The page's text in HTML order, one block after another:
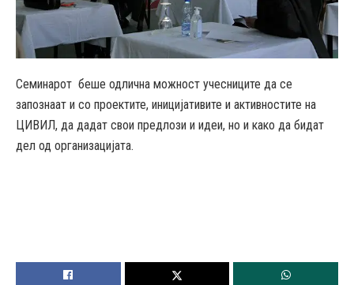
Семинарот беше одлична можност учесниците да се
запознаат и со проектите, иницијативите и активностите на
ЦИВИЛ, да дадат свои предлози и идеи, но и како да бидат
дел од организацијата.